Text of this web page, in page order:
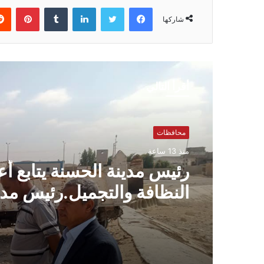
شاركها
فيسبوك تويتر لينكدإن
أقرأ التالي
محافظات
منذ 13 ساعة
رئيس مدينة الحسنة يتابع
النظافة والتجميل.رئيس
الحسنة يتابع رفع
على تحسين المظهر
حملات مكثفة لرفع